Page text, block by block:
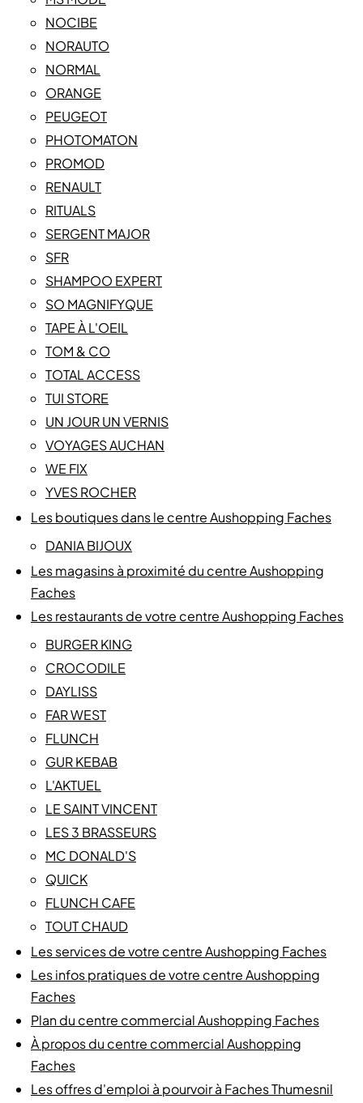
NOCIBE
NORAUTO
NORMAL
ORANGE
PEUGEOT
PHOTOMATON
PROMOD
RENAULT
RITUALS
SERGENT MAJOR
SFR
SHAMPOO EXPERT
SO MAGNIFYQUE
TAPE À L'OEIL
TOM & CO
TOTAL ACCESS
TUI STORE
UN JOUR UN VERNIS
VOYAGES AUCHAN
WE FIX
YVES ROCHER
Les boutiques dans le centre Aushopping Faches
DANIA BIJOUX
Les magasins à proximité du centre Aushopping
Faches
Les restaurants de votre centre Aushopping Faches
BURGER KING
CROCODILE
DAYLISS
FAR WEST
FLUNCH
GUR KEBAB
L'AKTUEL
LE SAINT VINCENT
LES 3 BRASSEURS
MC DONALD'S
QUICK
FLUNCH CAFE
TOUT CHAUD
Les services de votre centre Aushopping Faches
Les infos pratiques de votre centre Aushopping
Faches
Plan du centre commercial Aushopping Faches
À propos du centre commercial Aushopping
Faches
Les offres d'emploi à pourvoir à Faches Thumesnil